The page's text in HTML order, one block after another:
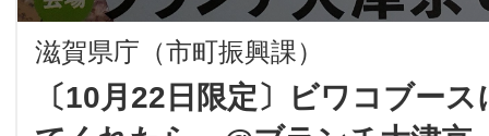
滋賀県庁（市町振興課）
〔10月22日限定〕ビワコブー
LINE
地域に導入を